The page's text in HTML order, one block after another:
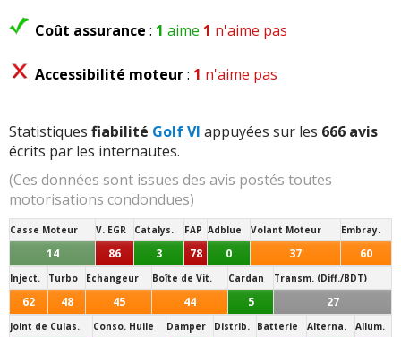
Coût assurance : 1 aime 1 n'aime pas
Accessibilité moteur: 1 n'aime pas
Statistiques fiabilité Golf VI appuyées sur les 666 avis
écrits par les internautes.
(Ces données sont issues des avis postés toutes
motorisations condondues)
Casse Moteur V. EGR Catalys. FAP Adblue Volant Moteur Embray.
14 86 3 78 0 37 60
Inject. Turbo Echangeur Boîte de Vit. Cardan Transm. (Diff./BDT)
62 48 45 44 5 27
Joint de Culas. Conso. Huile Damper Distrib. Batterie Alterna. Allum.